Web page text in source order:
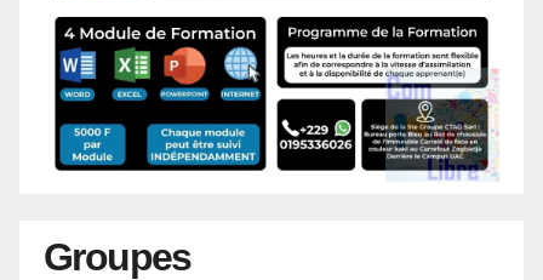
Groupes